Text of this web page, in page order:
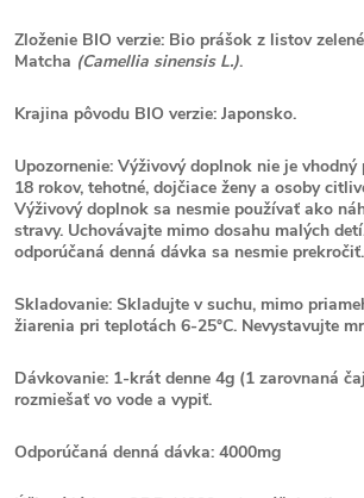
Zloženie BIO verzie: Bio prášok z listov
Matcha (Camellia sinensis L.).
Krajina pôvodu BIO verzie: Japonsko.
Upozornenie: Výživový doplnok nie je vhodný
18 rokov, tehotné, dojčiace ženy a osoby
Výživový doplnok sa nesmie používať ako
stravy. Uchovávajte mimo dosahu malých
odporúčaná denná dávka sa nesmie prekročiť.
Skladovanie: Skladujte v suchu, mimo
žiarenia pri teplotách 6-25°C. Nevystavujte
Dávkovanie: 1-krát denne 4g (1 zarovnaná
rozmiešať vo vode a vypiť.
Odporúčaná denná dávka: 4000mg